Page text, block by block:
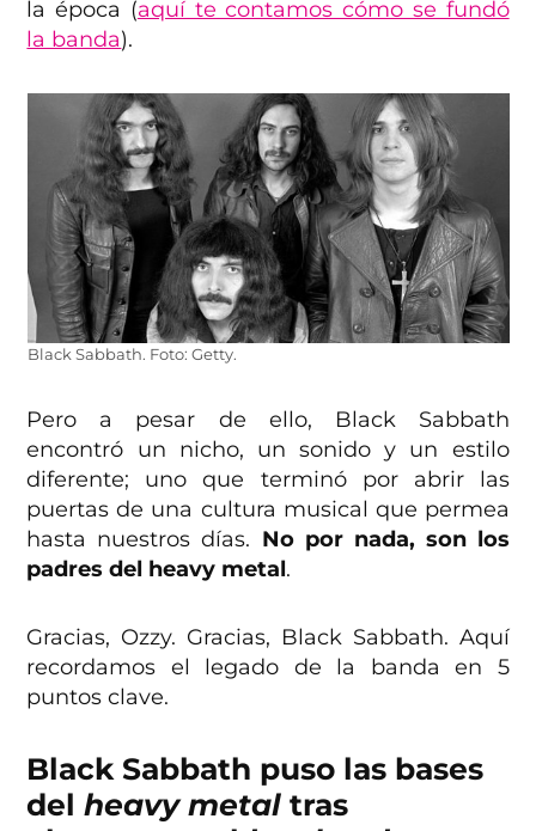
la época (aquí te contamos cómo se fundó
la banda).
Black Sabbath. Foto: Getty.
Pero a pesar de ello, Black Sabbath
encontró un nicho, un sonido y un estilo
diferente; uno que terminó por abrir las
puertas de una cultura musical que permea
hasta nuestros días. No por nada, son los
padres del heavy metal.
Gracias, Ozzy. Gracias, Black Sabbath. Aquí
recordamos el legado de la banda en 5
puntos clave.
Black Sabbath puso las bases
delheavy metaltras